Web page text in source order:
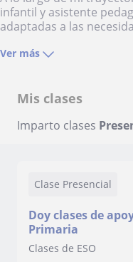
infantil y asistente
adaptadas a las
Ver más
Mis clases
Imparto clases
Clase Presencial
Doy clases de
Primaria
Clases de ESO